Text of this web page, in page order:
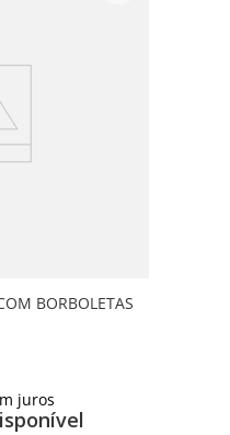
BORBOLETAS
juros